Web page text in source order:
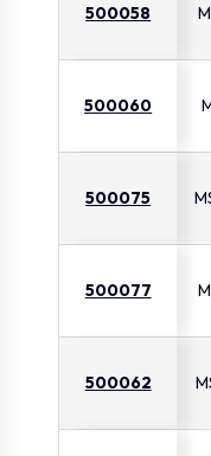
500058
500060
500075
500077
500062